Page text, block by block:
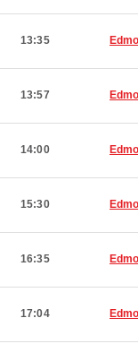
13:35
13:57
14:00
15:30
16:35
17:04